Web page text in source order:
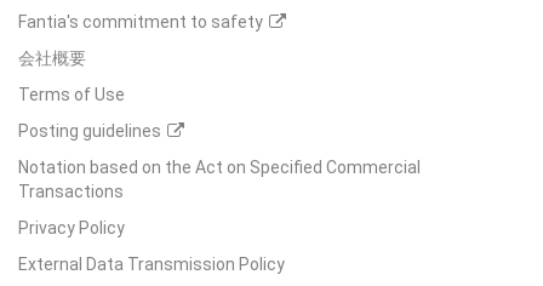
Fantia's commitment to safety
会社概要
Terms of Use
Posting guidelines
Notation based on the Act on Specified Commercial
Transactions
Privacy Policy
External Data Transmission Policy